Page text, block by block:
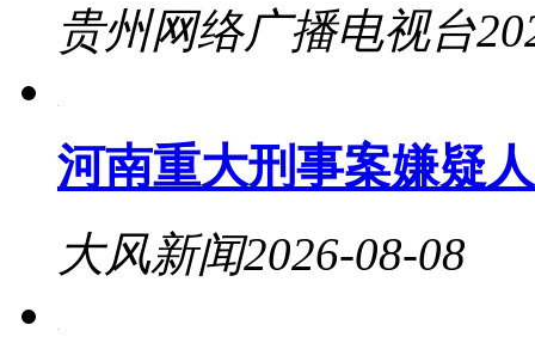
贵州网络广播电视台
河南重大刑事案嫌疑
大风新闻2026-08-08